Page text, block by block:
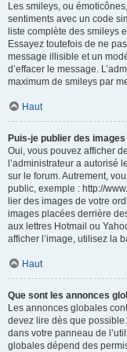
Les smileys, ou
sentiments avec un code
liste complète des smileys
Essayez toutefois de ne
message illisible et un
d’effacer le message.
maximum de smileys par
Haut
Puis-je publier des images
Oui, vous pouvez afficher
l’administrateur a autorisé
sur le forum. Autrement,
public, exemple : http://
lier des images de votre
images placées derrière
aux lettres Hotmail ou
afficher l’image, utilisez la
Haut
Que sont les annonces
Les annonces globales
devez lire dès que
dans votre panneau de
globales dépend des